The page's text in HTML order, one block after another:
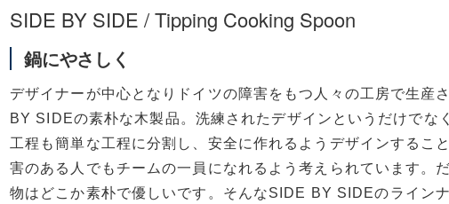
SIDE BY SIDE / Tipping Cooking Spoon
鍋にやさしく
デザイナーが中心となりドイツの障害をもつ人々の工房で生産
BY SIDEの素朴な木製品。洗練されたデザインというだけでな
工程も簡単な工程に分割し、安全に作れるようデザインするこ
害のある人でもチームの一員になれるよう考えられています。だ
物はどこか素朴で優しいです。そんなSIDE BY SIDEのライン